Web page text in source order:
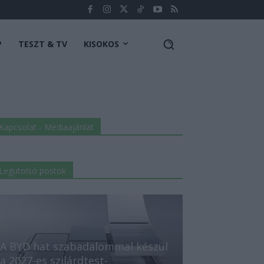
TESZT & TV KISOKOS
Kapcsolat - Médiaajánlat
Legutolsó postok
A BYD hat szabadalommal készül
a 2027-es szilárdtest-